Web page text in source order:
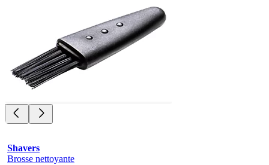
Shavers
Brosse nettoyante